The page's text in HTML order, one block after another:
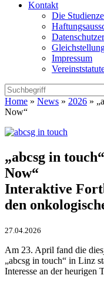
Kontakt
Die
Impressum
Home » News » 2026 »
Now“
„abcsg in
Now“
Interaktive
den
27.04.2026
Am 23. April fand die
„abcsg in touch“ in Linz
Interesse an der heurigen